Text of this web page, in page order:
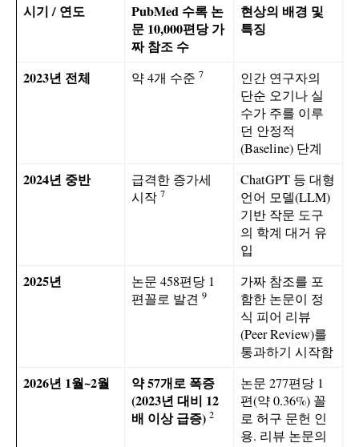
시기 / 연도
PubMed 수록 논
문 10,000편당 가
짜 참조 수
현상의 배경 및
특징
2023년 전체 약 4개 수준7
인간 연구자의
단순 오기나 실
수가 주를 이루
던 안정적
(Baseline) 단계
2024년 중반
급격한 증가세
시작7
ChatGPT 등 대형
언어 모델(LLM)
기반 작문 도구
의 학계 대거 유
입
2025년
논문 458편당 1
편꼴로 발견9
가짜 참조를 포
함한 논문이 정
식 피어 리뷰
(Peer Review)를
통과하기 시작함
2026년 1월~2월
약 57개로 폭증
(2023년 대비 12
배 이상 급증) 2
논문 277편당 1
편(약 0.36%) 꼴
로 허구 문헌 인
용. 리뷰 논문의